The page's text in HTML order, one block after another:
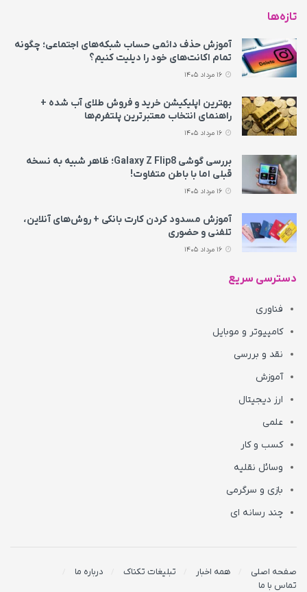
تازه‌ها
آموزش حذف دائمی حساب شبکه‌های اجتماعی؛ چگونه
تمام اکانت‌های خود را دیلیت کنیم؟
بهترین اپلیکیشن خرید و فروش طلای آب شده +
راهنمای انتخاب معتبرترین پلتفرم‌ها
بررسی گوشی Galaxy Z Flip8؛ ظاهر شبیه به نسخه
قبلی اما با باطن متفاوت!
آموزش مسدود کردن کارت بانکی + روش‌های آنلاین،
تلفنی و حضوری
دسترسی سریع
فناوری
کامپیوتر و موبایل
نقد و بررسی
آموزش
ارز دیجیتال
علمی
کسب و کار
وسائل نقلیه
بازی و سرگرمی
چند رسانه ای
صفحه اصلی همه اخبار تبلیغات تکناک
درباره ما
تماس با ما